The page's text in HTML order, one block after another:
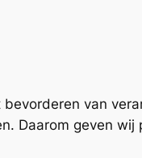
van
Daarom geven